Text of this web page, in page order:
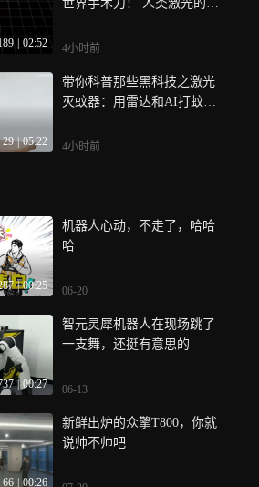
02:52
世界手术刀！ 人类激光的天
4小时前
29 | 05:22
带你科普那些黑科技之激光
灭蚊器：用雷达和AI打蚊子
4小时前
| 00:25
机器人心动，不走了，哈哈
哈
06-20
| 00:27
智元灵犀机器人在现场跳了
一支舞，还挺有意思的
06-13
66 00:26
新鲜出炉的众擎T800，你就
说帅不帅吧